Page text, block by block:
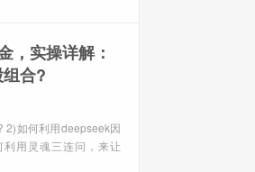
，实操详解：
合?
2)如何利用deepseek因
用灵魂三连问，来让